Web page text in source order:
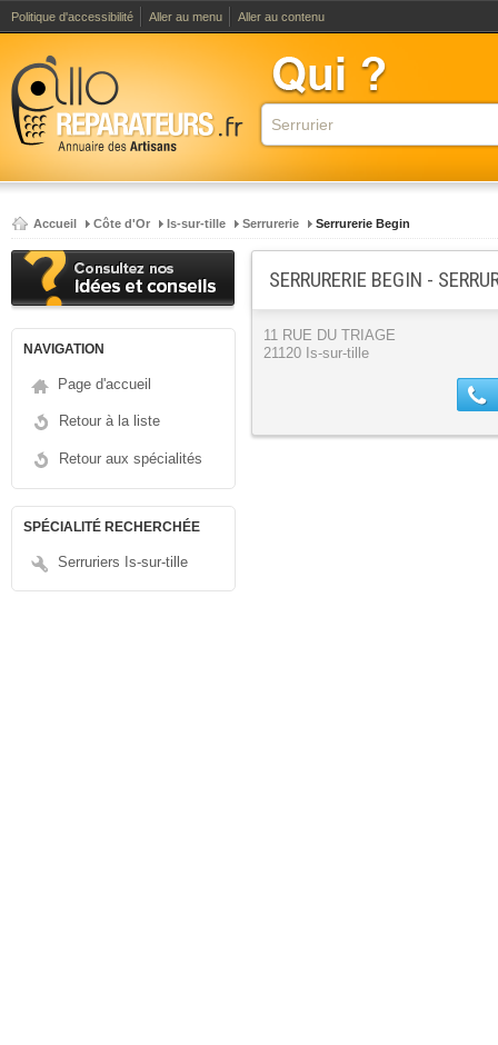
Politique d'accessibilité Aller au menu Aller au contenu
Accueil Côte d'Or Is-sur-tille Serrurerie Serrurerie Begin
NAVIGATION
Page d'accueil
Retour à la liste
Retour aux spécialités
SPÉCIALITÉ RECHERCHÉE
Serruriers Is-sur-tille
SERRURERIE BEGIN -
11 RUE DU TRIAGE
21120 Is-sur-tille